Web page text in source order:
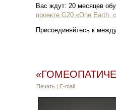
Вас ждут: 20 месяцев
проекте G20 «One Earth,
Присоединяйтесь к
Печать | E-mail